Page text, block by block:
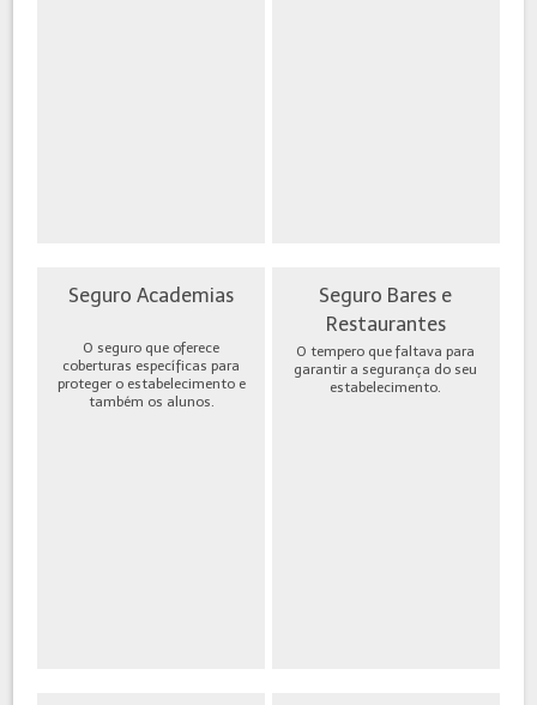
Seguro Academias
O seguro que oferece
coberturas específicas para
proteger o estabelecimento e
também os alunos.
Seguro Bares e
Restaurantes
O tempero que faltava para
garantir a segurança do seu
estabelecimento.